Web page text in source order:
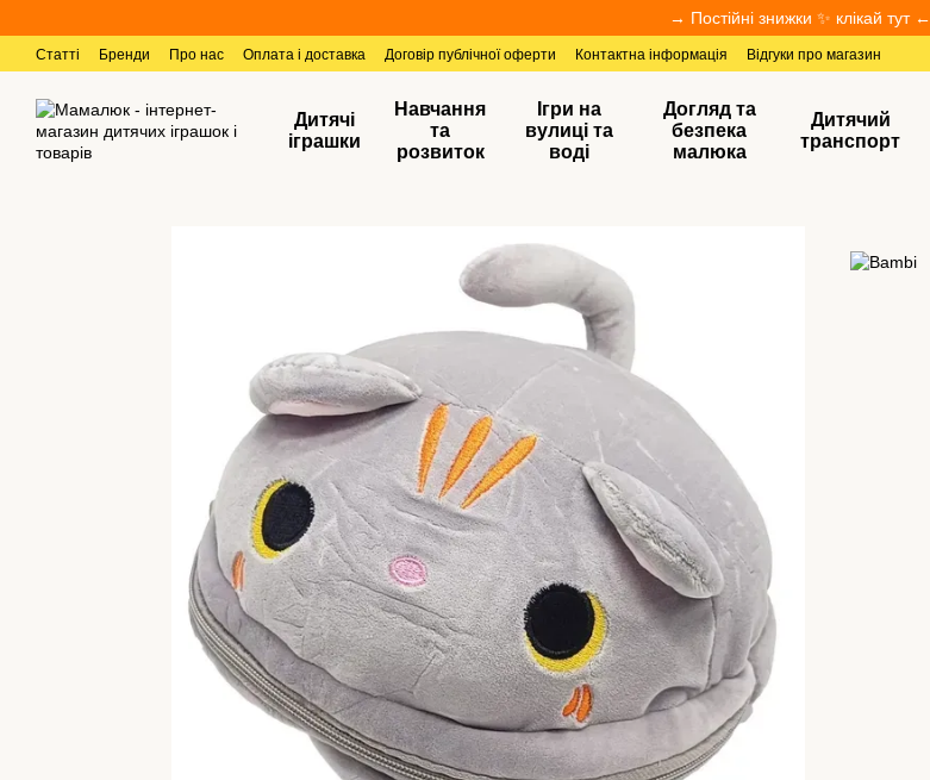
→ Постійні знижки ✨ клікай тут ←
Статті Бренди Про нас Оплата і доставка Договір публічної оферти Контактна інформація Відгуки про магазин
Дитячі
іграшки
Навчання
та
розвиток
Ігри на
вулиці та
воді
Догляд та
безпека
малюка
Дитячий
транспорт